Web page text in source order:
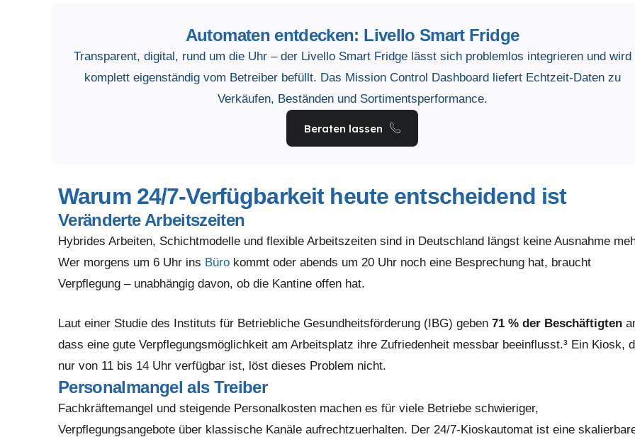
Automaten entdecken: Livello Smart Fridge
Transparent, digital, rund um die Uhr – der Livello Smart Fridge lässt sich problemlos integrieren und wird
komplett eigenständig vom Betreiber befüllt. Das Mission Control Dashboard liefert Echtzeit-Daten zu
Verkäufen, Beständen und Sortimentsperformance.
Beraten lassen
Warum 24/7-Verfügbarkeit heute entscheidend ist
Veränderte Arbeitszeiten
Hybrides Arbeiten, Schichtmodelle und flexible Arbeitszeiten sind in Deutschland längst keine Ausnahme
Wer morgens um 6 Uhr ins Büro kommt oder abends um 20 Uhr noch eine Besprechung hat, braucht
Verpflegung – unabhängig davon, ob die Kantine offen hat.
Laut einer Studie des Instituts für Betriebliche Gesundheitsförderung (IBG) geben 71 % der Beschäftigten
dass eine gute Verpflegungsmöglichkeit am Arbeitsplatz ihre Zufriedenheit messbar beeinflusst.³ Ein Kiosk,
nur von 11 bis 14 Uhr verfügbar ist, löst dieses Problem nicht.
Personalmangel als Treiber
Fachkräftemangel und steigende Personalkosten machen es für viele Betriebe schwieriger,
Verpflegungsangebote über klassische Kanäle aufrechtzuerhalten. Der 24/7-Kioskautomat ist eine